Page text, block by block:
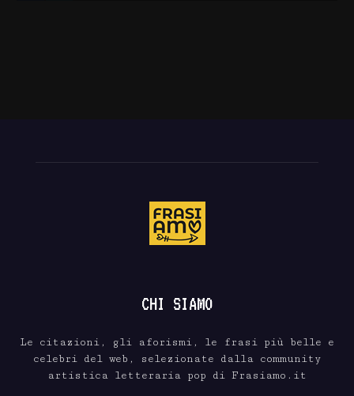
CHI SIAMO
Le citazioni, gli aforismi, le frasi più belle e
celebri del web, selezionate dalla community
artistica letteraria pop di Frasiamo.it